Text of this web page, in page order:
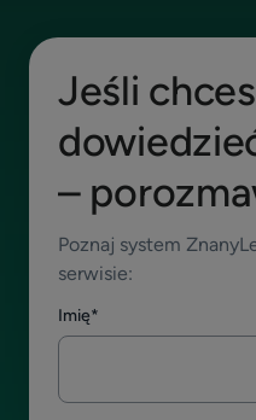
Jeśli
–
Poznaj system
serwisie:
Imię*